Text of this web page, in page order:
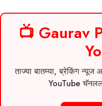
📺 Gaurav
ताज्या बातम्या, ब्रेकिंग न्यूज
YouTube